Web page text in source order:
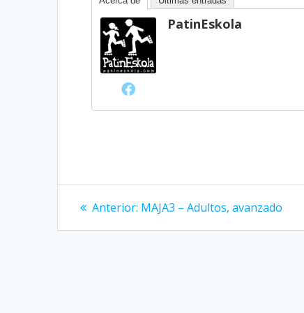
PatinEskola
Navegación
de
Anterior: Entrada
MAJA3 – Adultos, avanzado